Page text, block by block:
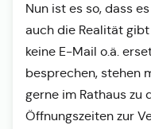
Nun ist es so, dass
auch die Realität
keine E-Mail o.ä.
besprechen, stehen
gerne im Rathaus zu
Öffnungszeiten zur